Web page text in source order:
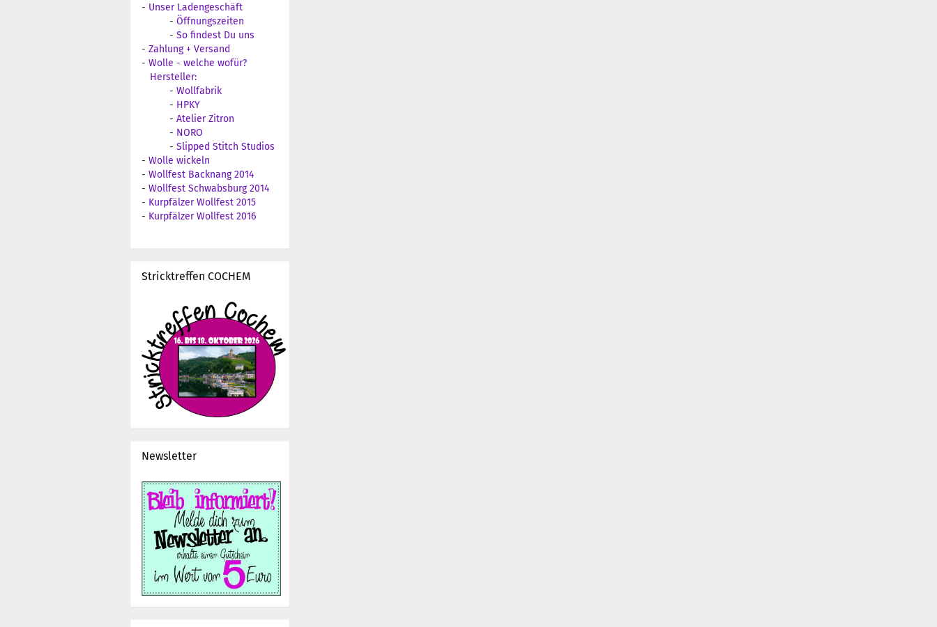
- Unser Ladengeschäft
- Öffnungszeiten
- So findest Du uns
- Zahlung + Versand
- Wolle - welche wofür?
Hersteller:
- Wollfabrik
- HPKY
- Atelier Zitron
- NORO
- Slipped Stitch Studios
- Wolle wickeln
- Wollfest Backnang 2014
- Wollfest Schwabsburg 2014
- Kurpfälzer Wollfest 2015
- Kurpfälzer Wollfest 2016
Stricktreffen COCHEM
Newsletter